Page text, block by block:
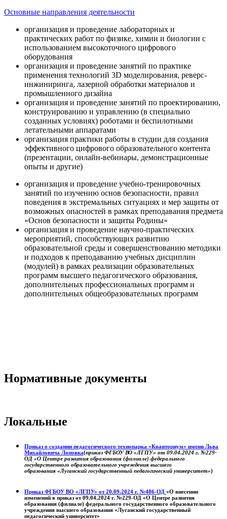
Основные направления деятельности
организация и проведение лабораторных и
практических работ по физике, химии и биологии с
использованием высокоточного цифрового
оборудования
организация и проведение занятий по практике
применения технологий 3D моделирования, реверс-
инжиниринга, лазерной обработки материалов и
промышленного дизайна
организация и проведение занятий по проектированию,
конструированию и управлению (в специально
созданных условиях) роботами и беспилотными
летательными аппаратами
организация практики работы в студии для создания
эффективного цифрового образовательного контента
(презентации, онлайн-вебинары, демонстрационные
опыты и другие)
организация и проведение учебно-тренировочных
занятий по изучению основ безопасности, правил
поведения в экстремальных ситуациях и мер защиты от
возможных опасностей в рамках преподавания предмета
«Основ безопасности и защиты Родины»
организация и проведение научно-практических
мероприятий, способствующих развитию
образовательной среды и совершенствованию методики
и подходов к преподаванию учебных дисциплин
(модулей) в рамках реализации образовательных
программ высшего педагогического образования,
дополнительных профессиональных программ и
дополнительных общеобразовательных программ
Нормативные документы
Локальные
Приказ о создании педагогического технопарка «Кванториум» имени Льва
Михайловича Лоповка(приказ ФГБОУ ВО «ЛГПУ» от 09.04.2024 г. №229-
ОД «О Центре развития образования (филиале) федерального
государственного образовательного учреждения высшего
образования «Луганский государственный педагогический университет»)
Приказ ФГБОУ ВО «ЛГПУ» от 20.09.2024 г. №486-ОД «О внесении
изменений в приказ от 09.04.2024 г. №229-ОД «О Центре развития
образования (филиале) федерального государственного образовательного
учреждения высшего образования «Луганский государственный
педагогический университет»